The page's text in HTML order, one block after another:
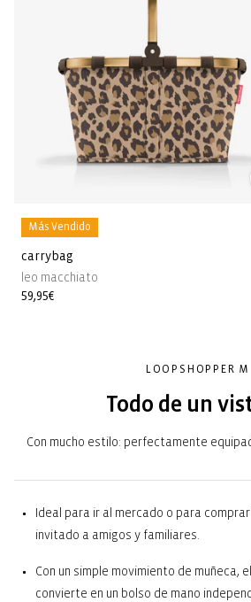
Más Vendido
carrybag
leo macchiato
Precio
59,95€
LOOPSHOPPER M
Todo de un
Con mucho estilo: perfectamente
Ideal para ir al mercado o para
invitado a amigos y familiares.
Con un simple movimiento de muñeca,
convierte en un bolso de mano